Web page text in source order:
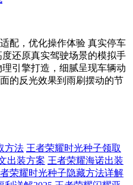
配，优化操作体验 真实停车
还原真实驾驶场景的模拟手
引擎打造，细腻呈现车辆动
的反光效果到雨刷摆动的节
方法 王者荣耀时光种子领取
出装方案 王者荣耀海诺出装
荣耀时光种子隐藏方法详解